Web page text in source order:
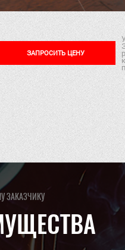
ЗАПРОСИТЬ ЦЕНУ
ЗАКАЗЧИКУ